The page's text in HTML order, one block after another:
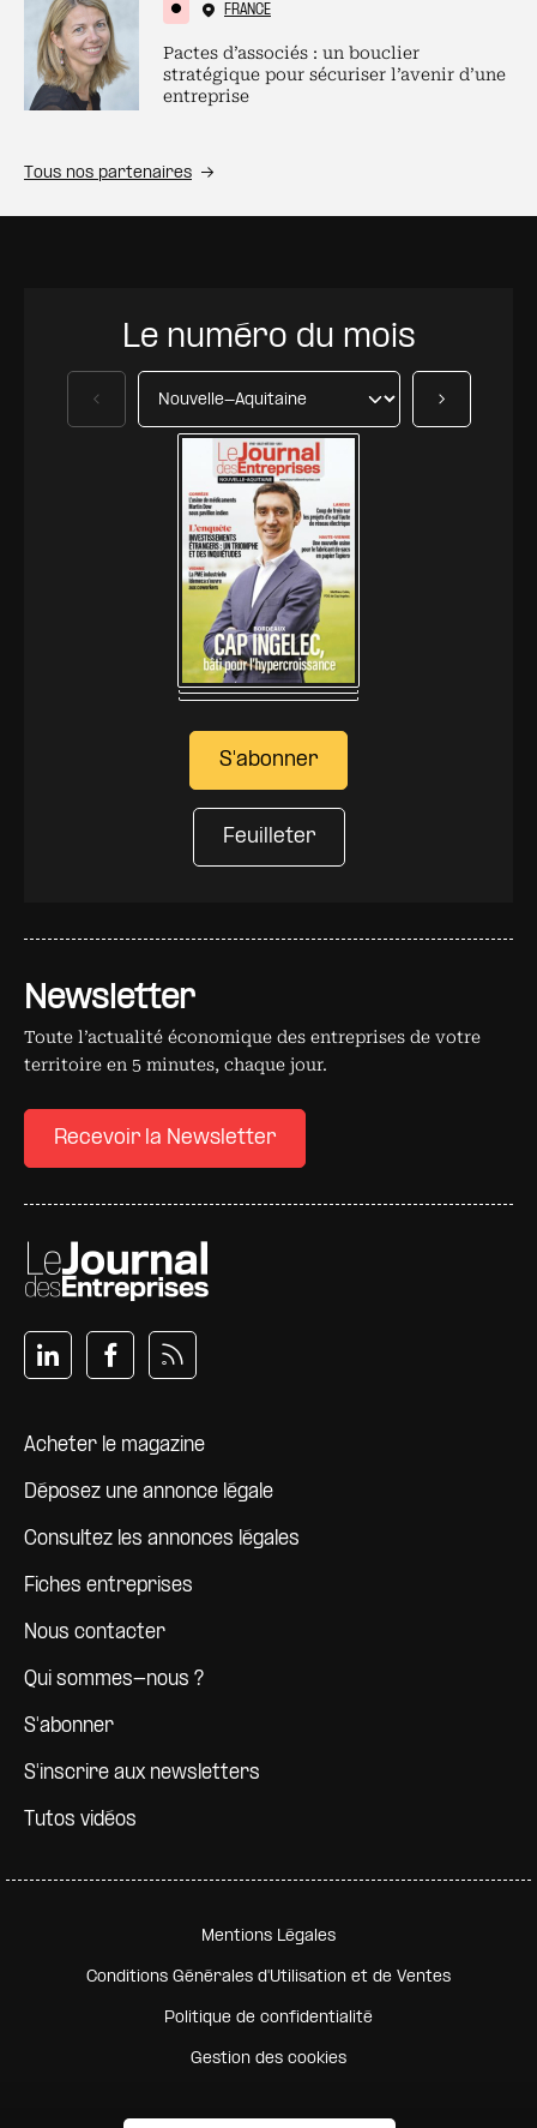
FRANCE
Pactes d’associés : un bouclier
stratégique pour sécuriser l’avenir d’une
entreprise
Tous nos partenaires
Newsletter
Toute l’actualité économique des entreprises de votre
territoire en 5 minutes, chaque jour.
Recevoir la Newsletter
Pied de page
Acheter le magazine
Déposez une annonce légale
Consultez les annonces légales
Fiches entreprises
Nous contacter
Qui sommes-nous ?
S'abonner
S'inscrire aux newsletters
Tutos vidéos
Le numéro du mois
S'abonner
Feuilleter
Précédent Suivant
Pied de page secondaire
Mentions Légales
Conditions Générales d'Utilisation et de Ventes
Politique de confidentialité
Gestion des cookies